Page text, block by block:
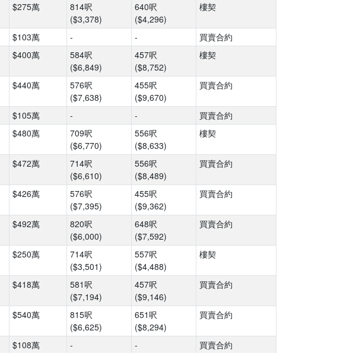
$275萬
814呎
($3,378)
640呎
($4,296)
樓契
$103萬 - -
買賣合約
$400萬
584呎
($6,849)
457呎
($8,752)
樓契
$440萬
576呎
($7,638)
455呎
($9,670)
買賣合約
$105萬 - -
買賣合約
$480萬
709呎
($6,770)
556呎
($8,633)
樓契
$472萬
714呎
($6,610)
556呎
($8,489)
買賣合約
$426萬
576呎
($7,395)
455呎
($9,362)
買賣合約
$492萬
820呎
($6,000)
648呎
($7,592)
買賣合約
$250萬
714呎
($3,501)
557呎
($4,488)
樓契
$418萬
581呎
($7,194)
457呎
($9,146)
買賣合約
$540萬
815呎
($6,625)
651呎
($8,294)
買賣合約
$108萬 - -
買賣合約